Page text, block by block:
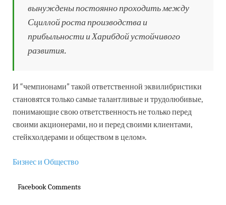
вынуждены постоянно проходить между
Сциллой роста производства и
прибыльности и Харибдой устойчивого
развития.
И “чемпионами” такой ответственной эквилибристики
становятся только самые талантливые и трудолюбивые,
понимающие свою ответственность не только перед
своими акционерами, но и перед своими клиентами,
стейкхолдерами и обществом в целом».
Бизнес и Общество
Facebook Comments